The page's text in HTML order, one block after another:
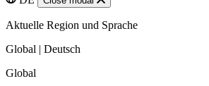
Aktuelle Region und Sprache
Global | Deutsch
Global